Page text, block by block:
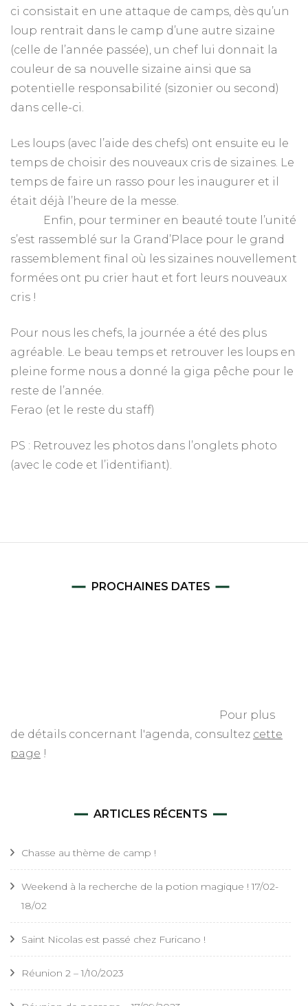
ci consistait en une attaque de camps, dès qu’un
loup rentrait dans le camp d’une autre sizaine
(celle de l’année passée), un chef lui donnait la
couleur de sa nouvelle sizaine ainsi que sa
potentielle responsabilité (sizonier ou second)
dans celle-ci.
Les loups (avec l’aide des chefs) ont ensuite eu le
temps de choisir des nouveaux cris de sizaines. Le
temps de faire un rasso pour les inaugurer et il
était déjà l’heure de la messe.
Enfin, pour terminer en beauté toute l’unité
s’est rassemblé sur la Grand’Place pour le grand
rassemblement final où les sizaines nouvellement
formées ont pu crier haut et fort leurs nouveaux
cris !
Pour nous les chefs, la journée a été des plus
agréable. Le beau temps et retrouver les loups en
pleine forme nous a donné la giga pêche pour le
reste de l’année.
Ferao (et le reste du staff)
PS : Retrouvez les photos dans l’onglets photo
(avec le code et l’identifiant).
PROCHAINES DATES
Pour plus
de détails concernant l'agenda, consultez cette
page !
ARTICLES RÉCENTS
Chasse au thème de camp !
Weekend à la recherche de la potion magique ! 17/02-
18/02
Saint Nicolas est passé chez Furicano !
Réunion 2 – 1/10/2023